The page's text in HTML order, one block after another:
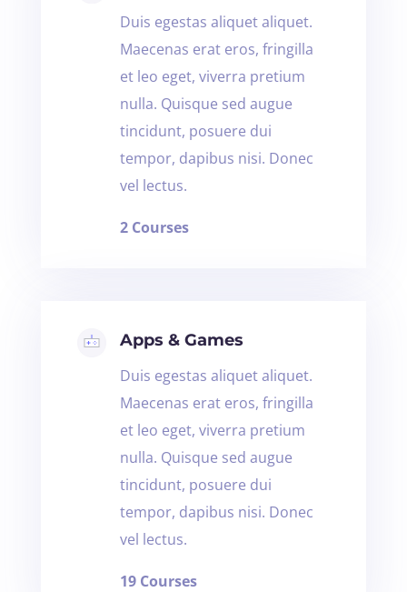
Duis egestas aliquet aliquet.
Maecenas erat eros, fringilla
et leo eget, viverra pretium
nulla. Quisque sed augue
tincidunt, posuere dui
tempor, dapibus nisi. Donec
vel lectus.
2 Courses
Apps & Games
Duis egestas aliquet aliquet.
Maecenas erat eros, fringilla
et leo eget, viverra pretium
nulla. Quisque sed augue
tincidunt, posuere dui
tempor, dapibus nisi. Donec
vel lectus.
19 Courses